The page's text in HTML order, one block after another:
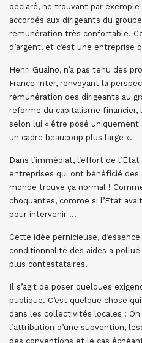
déclaré, ne trouvant par exemple
accordés aux dirigeants du
rémunération très confortable.
d’argent, et c’est une entreprise
Henri Guaino, n’a pas tenu des
France Inter, renvoyant la
rémunération des dirigeants au
réforme du capitalisme financier,
selon lui « être posé uniquement
un cadre beaucoup plus large ».
Dans l’immédiat, l’effort de
entreprises qui ont bénéficié
monde trouve ça normal !
choquantes, comme si l’Etat
pour intervenir …
Cette idée pernicieuse,
conditionnalité des aides a
plus contestataires.
Il s’agit de poser quelques
publique. C’est quelque chose
dans les collectivités locales :
l’attribution d’une subvention,
des conventions et le cas